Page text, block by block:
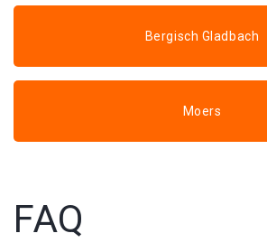
Bergisch Gladbach
Moers
FAQ